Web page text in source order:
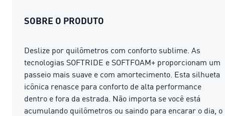
SOBRE O PRODUTO
Deslize por quilômetros com conforto sublime. As
tecnologias SOFTRIDE e SOFTFOAM+ proporcionam um
passeio mais suave e com amortecimento. Esta silhueta
icônica renasce para conforto de alta performance
dentro e fora da estrada. Não importa se você está
acumulando quilômetros ou saindo para encarar o dia, o